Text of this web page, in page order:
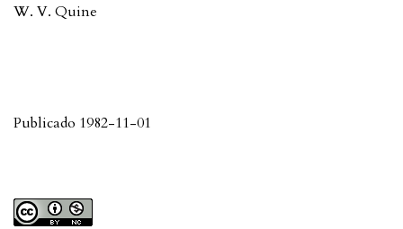
W. V. Quine
Publicado 1982-11-01